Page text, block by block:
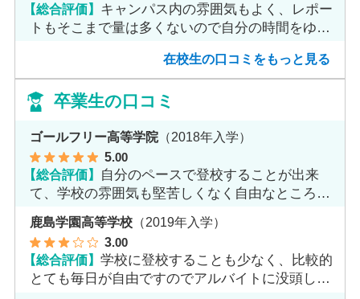
【総合評価】 キャンパス内の雰囲気もよく、レポー
トもそこまで量は多くないので自分の時間をゆっ
在校生の口コミをもっと見る
卒業生の口コミ
ゴールフリー高等学院（2018年入学）
5.00
【総合評価】 自分のペースで登校することが出来
て、学校の雰囲気も堅苦しくなく自由なところが
鹿島学園高等学校 （2019年入学）
3.00
【総合評価】学校に登校することも少なく、比較的
とても毎日が自由ですのでアルバイトに没頭して